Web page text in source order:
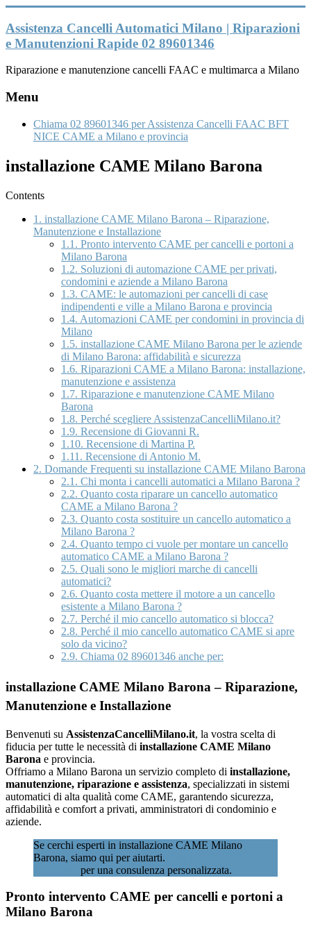
al
contenuto
Assistenza Cancelli Automatici Milano | Riparazioni
e Manutenzioni Rapide 02 89601346
Riparazione e manutenzione cancelli FAAC e multimarca a Milano
Menu
Chiama 02 89601346 per Assistenza Cancelli FAAC BFT
NICE CAME a Milano e provincia
installazione CAME Milano Barona
Contents
1. installazione CAME Milano Barona – Riparazione,
Manutenzione e Installazione
1.1. Pronto intervento CAME per cancelli e portoni a
Milano Barona
1.2. Soluzioni di automazione CAME per privati,
condomini e aziende a Milano Barona
1.3. CAME: le automazioni per cancelli di case
indipendenti e ville a Milano Barona e provincia
1.4. Automazioni CAME per condomini in provincia di
Milano
1.5. installazione CAME Milano Barona per le aziende
di Milano Barona: affidabilità e sicurezza
1.6. Riparazioni CAME a Milano Barona: installazione,
manutenzione e assistenza
1.7. Riparazione e manutenzione CAME Milano
Barona
1.8. Perché scegliere AssistenzaCancelliMilano.it?
1.9. Recensione di Giovanni R.
1.10. Recensione di Martina P.
1.11. Recensione di Antonio M.
2. Domande Frequenti su installazione CAME Milano Barona
2.1. Chi monta i cancelli automatici a Milano Barona ?
2.2. Quanto costa riparare un cancello automatico
CAME a Milano Barona ?
2.3. Quanto costa sostituire un cancello automatico a
Milano Barona ?
2.4. Quanto tempo ci vuole per montare un cancello
automatico CAME a Milano Barona ?
2.5. Quali sono le migliori marche di cancelli
automatici?
2.6. Quanto costa mettere il motore a un cancello
esistente a Milano Barona ?
2.7. Perché il mio cancello automatico si blocca?
2.8. Perché il mio cancello automatico CAME si apre
solo da vicino?
2.9. Chiama 02 89601346 anche per:
installazione CAME Milano Barona – Riparazione,
Manutenzione e Installazione
Benvenuti su AssistenzaCancelliMilano.it, la vostra scelta di
fiducia per tutte le necessità di installazione CAME Milano
Barona e provincia.
Offriamo a Milano Barona un servizio completo di installazione,
manutenzione, riparazione e assistenza, specializzati in sistemi
automatici di alta qualità come CAME, garantendo sicurezza,
affidabilità e comfort a privati, amministratori di condominio e
aziende.
Se cerchi esperti in installazione CAME Milano
Barona, siamo qui per aiutarti.
per una consulenza personalizzata.
Pronto intervento CAME per cancelli e portoni a
Milano Barona